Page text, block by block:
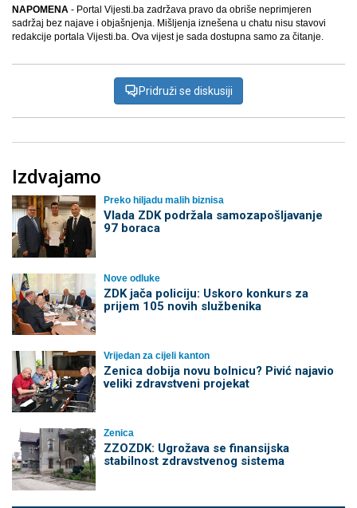
NAPOMENA - Portal Vijesti.ba zadržava pravo da obriše neprimjeren
sadržaj bez najave i objašnjenja. Mišljenja iznešena u chatu nisu stavovi
redakcije portala Vijesti.ba. Ova vijest je sada dostupna samo za čitanje.
Pridruži se diskusiji
Izdvajamo
Preko hiljadu malih biznisa
Vlada ZDK podržala samozapošljavanje
97 boraca
Nove odluke
ZDK jača policiju: Uskoro konkurs za
prijem 105 novih službenika
Vrijedan za cijeli kanton
Zenica dobija novu bolnicu? Pivić najavio
veliki zdravstveni projekat
Zenica
ZZOZDK: Ugrožava se finansijska
stabilnost zdravstvenog sistema